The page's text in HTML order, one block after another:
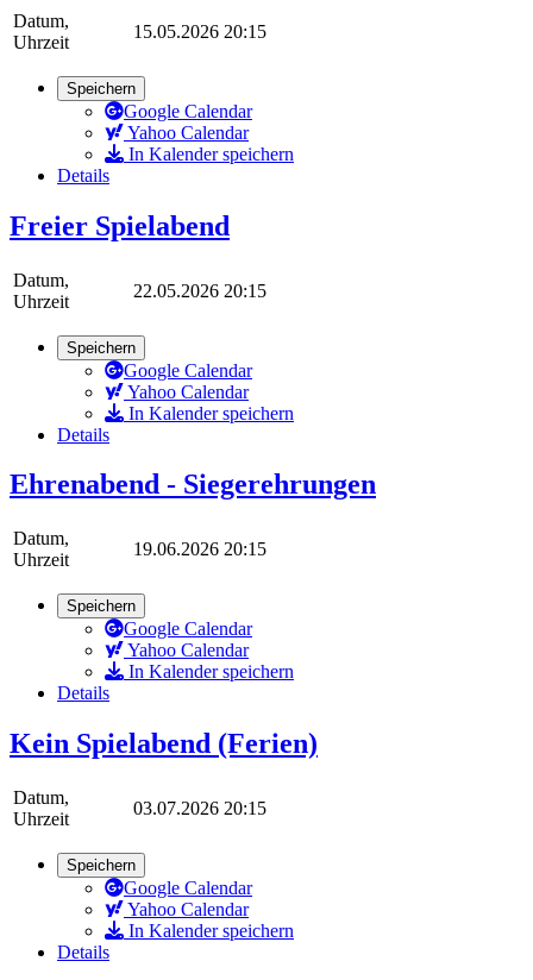
Datum,
Uhrzeit
15.05.2026 20:15
Speichern
Google Calendar
Yahoo Calendar
In Kalender speichern
Details
Freier Spielabend
Datum,
Uhrzeit
22.05.2026 20:15
Speichern
Google Calendar
Yahoo Calendar
In Kalender speichern
Details
Ehrenabend - Siegerehrungen
Datum,
Uhrzeit
19.06.2026 20:15
Speichern
Google Calendar
Yahoo Calendar
In Kalender speichern
Details
Kein Spielabend (Ferien)
Datum,
Uhrzeit
03.07.2026 20:15
Speichern
Google Calendar
Yahoo Calendar
In Kalender speichern
Details